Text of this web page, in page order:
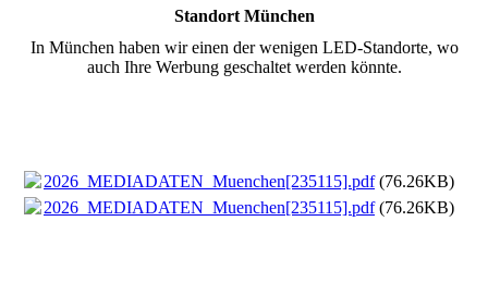
Standort München
In München haben wir einen der wenigen LED-Standorte, wo
auch Ihre Werbung geschaltet werden könnte.
2026_MEDIADATEN_Muenchen[235115].pdf(76.26KB)
2026_MEDIADATEN_Muenchen[235115].pdf(76.26KB)